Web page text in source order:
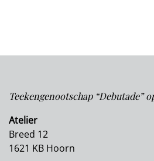
Teekengenootschap “Debutade”
Atelier
Breed 12
1621 KB Hoorn